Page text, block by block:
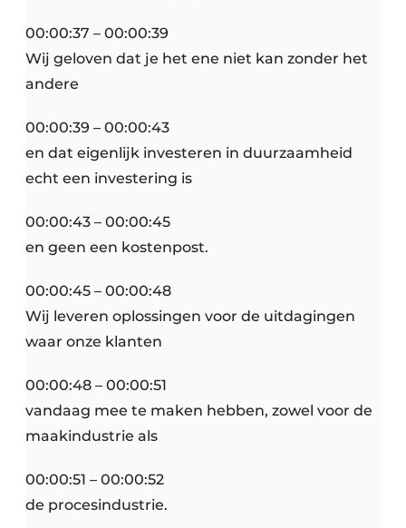
00:00:37 – 00:00:39
Wij geloven dat je het ene niet kan zonder het
andere
00:00:39 – 00:00:43
en dat eigenlijk investeren in duurzaamheid
echt een investering is
00:00:43 – 00:00:45
en geen een kostenpost.
00:00:45 – 00:00:48
Wij leveren oplossingen voor de uitdagingen
waar onze klanten
00:00:48 – 00:00:51
vandaag mee te maken hebben, zowel voor de
maakindustrie als
00:00:51 – 00:00:52
de procesindustrie.